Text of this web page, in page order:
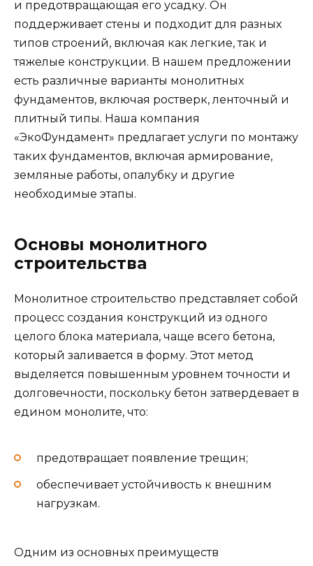
и предотвращающая его усадку. Он
поддерживает стены и подходит для разных
типов строений, включая как легкие, так и
тяжелые конструкции. В нашем предложении
есть различные варианты монолитных
фундаментов, включая ростверк, ленточный и
плитный типы. Наша компания
«ЭкоФундамент» предлагает услуги по монтажу
таких фундаментов, включая армирование,
земляные работы, опалубку и другие
необходимые этапы.
Основы монолитного
строительства
Монолитное строительство представляет собой
процесс создания конструкций из одного
целого блока материала, чаще всего бетона,
который заливается в форму. Этот метод
выделяется повышенным уровнем точности и
долговечности, поскольку бетон затвердевает в
едином монолите, что:
предотвращает появление трещин;
обеспечивает устойчивость к внешним
нагрузкам.
Одним из основных преимуществ